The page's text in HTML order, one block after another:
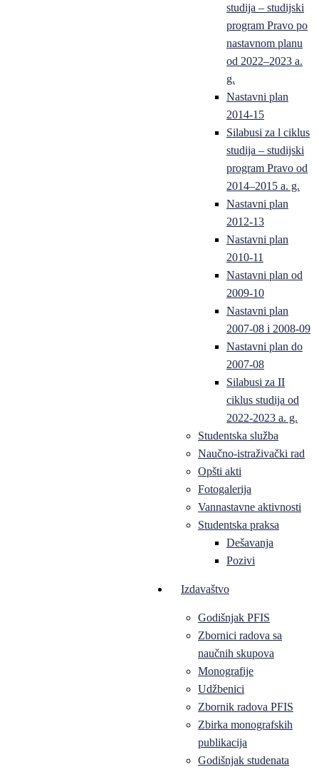
studija – studijski
program Pravo po
nastavnom planu
od 2022–2023 a.
g.
Nastavni plan
2014-15
Silabusi za l ciklus
studija – studijski
program Pravo od
2014–2015 a. g.
Nastavni plan
2012-13
Nastavni plan
2010-11
Nastavni plan od
2009-10
Nastavni plan
2007-08 i 2008-09
Nastavni plan do
2007-08
Silabusi za II
ciklus studija od
2022-2023 a. g.
Studentska služba
Naučno-istraživački rad
Opšti akti
Fotogalerija
Vannastavne aktivnosti
Studentska praksa
Dešavanja
Pozivi
Izdavaštvo
Godišnjak PFIS
Zbornici radova sa
naučnih skupova
Monografije
Udžbenici
Zbornik radova PFIS
Zbirka monografskih
publikacija
Godišnjak studenata